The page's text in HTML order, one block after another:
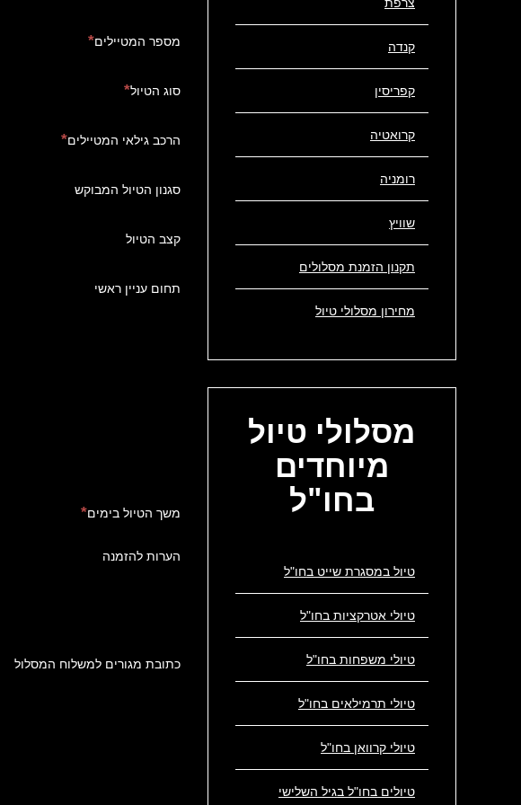
מספר המטיילים
סוג הטיול
הרכב גילאי המטיילים
סגנון הטיול המבוקש
קצב הטיול
תחום עניין ראשי
משך הטיול בימים
הערות להזמנה
כתובת מגורים למשלוח המסלול
קנדה
קפריסין
קרואטיה
רומניה
שוויץ
תקנון הזמנת מסלולים
מחירון מסלולי טיול
מסלולי טיול
מיוחדים
בחו"ל
טיול במסגרת שייט בחו"ל
טיולי אטרקציות בחו"ל
טיולי משפחות בחו"ל
טיולי תרמילאים בחו"ל
טיולי קרוואן בחו"ל
טיולים בחו"ל בגיל השלישי